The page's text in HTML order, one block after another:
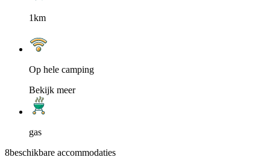
1km
Op hele camping
Bekijk meer
gas
8beschikbare accommodaties